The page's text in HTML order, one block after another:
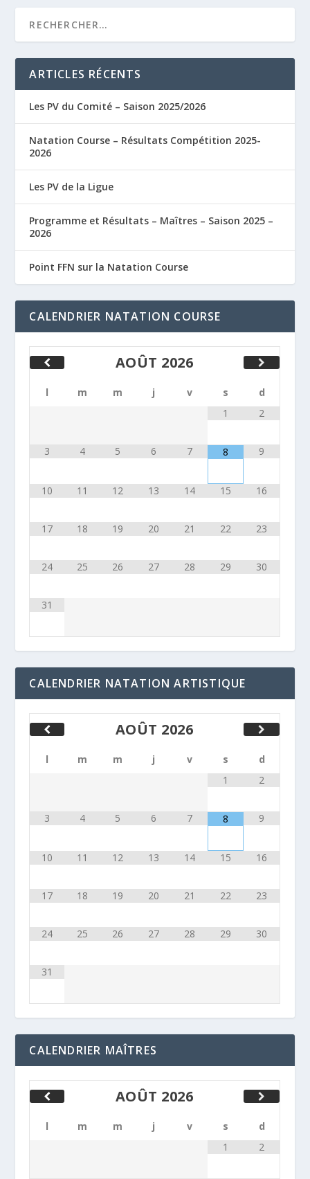
ARTICLES RÉCENTS
Les PV du Comité – Saison 2025/2026
Natation Course – Résultats Compétition 2025-
2026
Les PV de la Ligue
Programme et Résultats – Maîtres – Saison 2025 –
2026
Point FFN sur la Natation Course
CALENDRIER NATATION COURSE
AOÛT 2026
l m m j v s
d
1
2
3 4 5 6 7 8 9
10 11 12 13 14 15 16
17 18 19 20 21 22 23
24 25 26 27 28 29 30
31
CALENDRIER NATATION ARTISTIQUE
AOÛT 2026
l m m j v s
d
1
2
3 4 5 6 7 8 9
10 11 12 13 14 15 16
17 18 19 20 21 22 23
24 25 26 27 28 29 30
31
CALENDRIER MAÎTRES
AOÛT 2026
l m m j v s
d
1
2